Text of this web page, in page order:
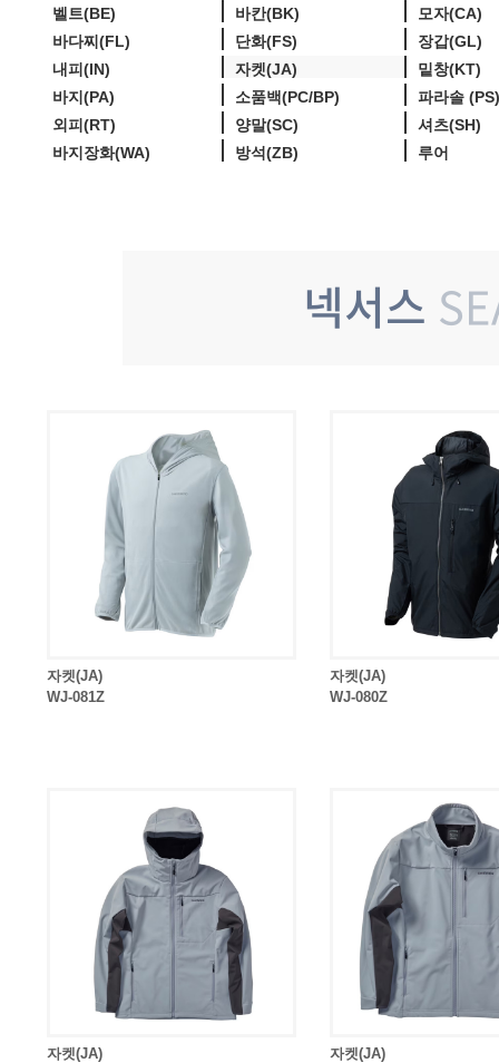
벨트(BE)
바칸(BK)
모자(CA)
바다찌(FL)
단화(FS)
장갑(GL)
내피(IN)
자켓(JA)
밑창(KT)
바지(PA)
소품백(PC/BP)
파라솔 (PS)
외피(RT)
양말(SC)
셔츠(SH)
바지장화(WA)
방석(ZB) 루어
넥서스
자켓(JA)
WJ-081Z
자켓(JA)
WJ-080Z
자켓(JA)
자켓(JA)